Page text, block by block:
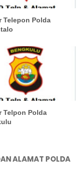
Telepon Polda
Telpon Polda
ALAMAT POLDA